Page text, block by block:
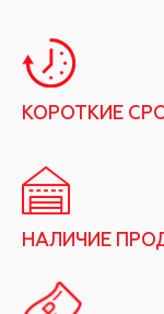
КОРОТКИЕ
НАЛИЧИЕ